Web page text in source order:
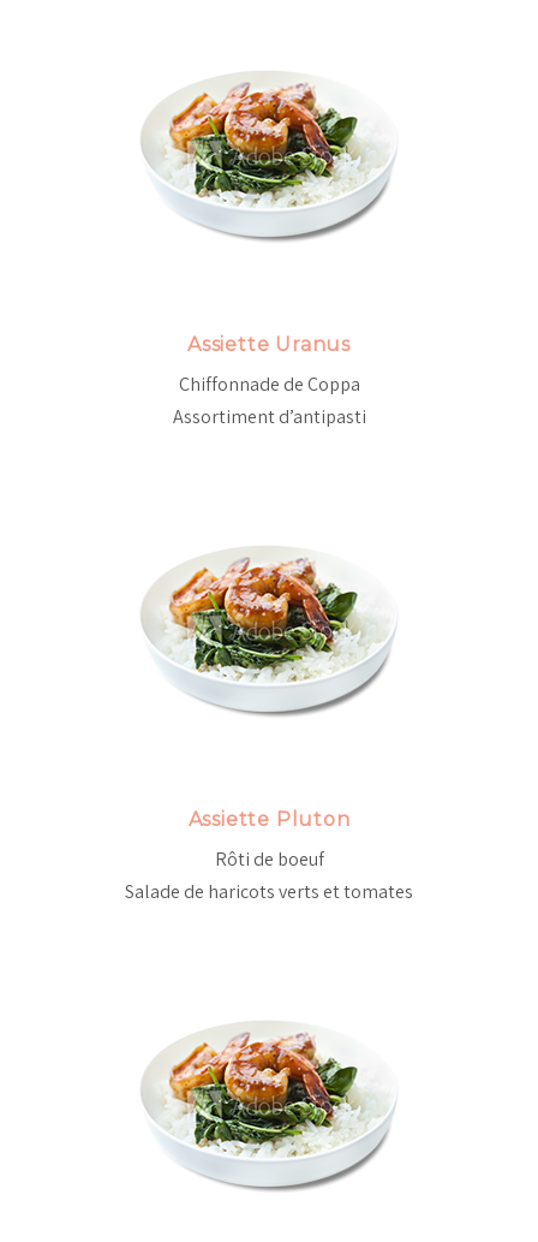
Assiette Uranus
Chiffonnade de Coppa
Assortiment d’antipasti
Assiette Pluton
Rôti de boeuf
Salade de haricots verts et tomates